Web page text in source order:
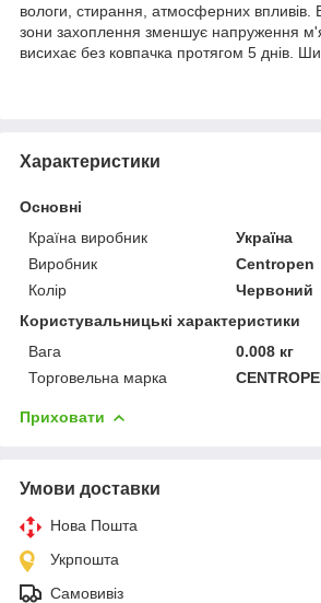
вологи, стирання, атмосферних
зони захоплення зменшує напруження
висихає без ковпачка протягом 5 днів.
Характеристики
Основні
Країна виробник
Україна
Виробник
Centropen
Колір
Червоний
Користувальницькі характеристики
Вага
0.008 кг
Торговельна марка
Приховати
Умови доставки
Нова Пошта
Укрпошта
Самовивіз